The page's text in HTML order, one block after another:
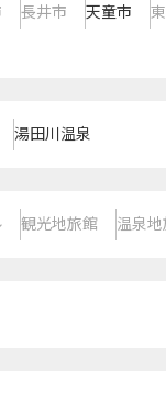
長井市 天童市
湯田川温泉
観光地旅館 温泉